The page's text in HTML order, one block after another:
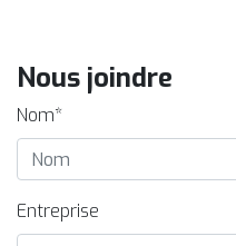
Nous joindre
Nom*
Entreprise